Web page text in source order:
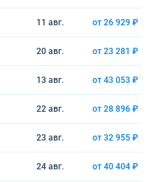
11 авг. от 26 929 ₽
20 авг. от 23 281 ₽
13 авг. от 43 053 ₽
22 авг. от 28 896 ₽
23 авг. от 32 955 ₽
24 авг. от 40 404 ₽